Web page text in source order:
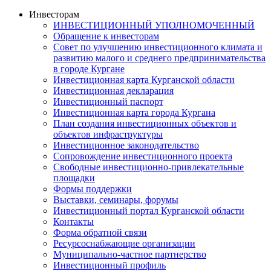
Инвесторам
ИНВЕСТИЦИОННЫЙ УПОЛНОМОЧЕННЫЙ
Обращение к инвесторам
Совет по улучшению инвестиционного климата и
развитию малого и среднего предпринимательства
в городе Кургане
Инвестиционная карта Курганской области
Инвестиционная декларация
Инвестиционный паспорт
Инвестиционная карта города Кургана
План создания инвестиционных объектов и
объектов инфраструктуры
Инвестиционное законодательство
Сопровождение инвестиционного проекта
Свободные инвестиционно-привлекательные
площадки
Формы поддержки
Выставки, семинары, форумы
Инвестиционный портал Курганской области
Контакты
Форма обратной связи
Ресурсоснабжающие организации
Муниципально-частное партнерство
Инвестиционный профиль